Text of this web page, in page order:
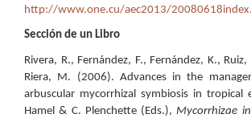
http://www.one.cu/aec2013/
Sección de un Libro
Rivera, R., Fernández, F., Fernández, K.,
Riera, M. (2006). Advances in the
arbuscular mycorrhizal symbiosis in tropical
Hamel & C. Plenchette (Eds.),Mycorrhizae